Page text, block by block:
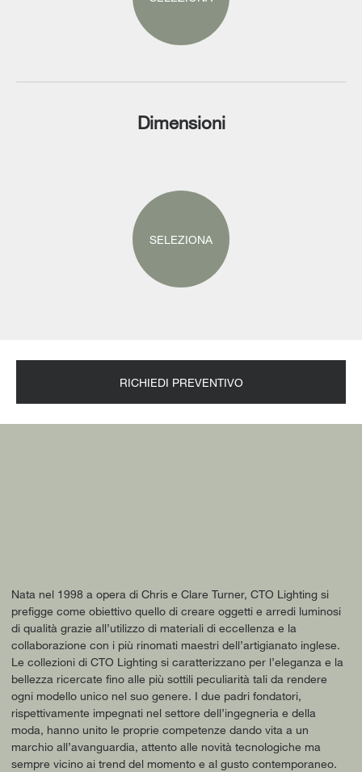
Dimensioni
SELEZIONA
RICHIEDI PREVENTIVO
Nata nel 1998 a opera di Chris e Clare Turner, CTO Lighting si
prefigge come obiettivo quello di creare oggetti e arredi luminosi
di qualità grazie all’utilizzo di materiali di eccellenza e la
collaborazione con i più rinomati maestri dell’artigianato inglese.
Le collezioni di CTO Lighting si caratterizzano per l’eleganza e la
bellezza ricercate fino alle più sottili peculiarità tali da rendere
ogni modello unico nel suo genere. I due padri fondatori,
rispettivamente impegnati nel settore dell’ingegneria e della
moda, hanno unito le proprie competenze dando vita a un
marchio all’avanguardia, attento alle novità tecnologiche ma
sempre vicino ai trend del momento e al gusto contemporaneo.